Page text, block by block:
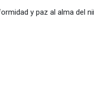
y paz al alma del